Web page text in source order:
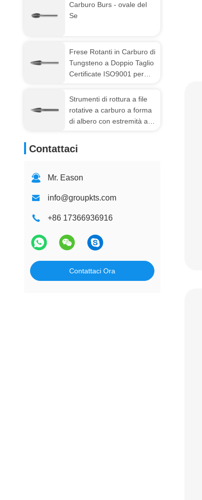
Carburo Burs - ovale del
Se
Frese Rotanti in Carburo di
Tungsteno a Doppio Taglio
Certificate ISO9001 per
Legno
Strumenti di rottura a file
rotative a carburo a forma
di albero con estremità a
Contattaci
Mr. Eason
info@groupkts.com
+86 17366936916
Contattaci Ora